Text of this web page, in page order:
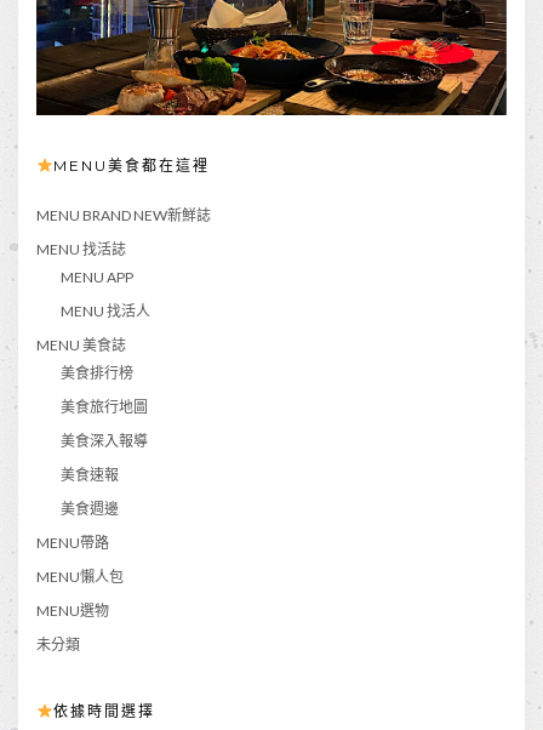
MENU美食都在這裡
MENU BRAND NEW新鮮誌
MENU 找活誌
MENU APP
MENU 找活人
MENU 美食誌
美食排行榜
美食旅行地圖
美食深入報導
美食速報
美食週邊
MENU帶路
MENU懶人包
MENU選物
未分類
依據時間選擇